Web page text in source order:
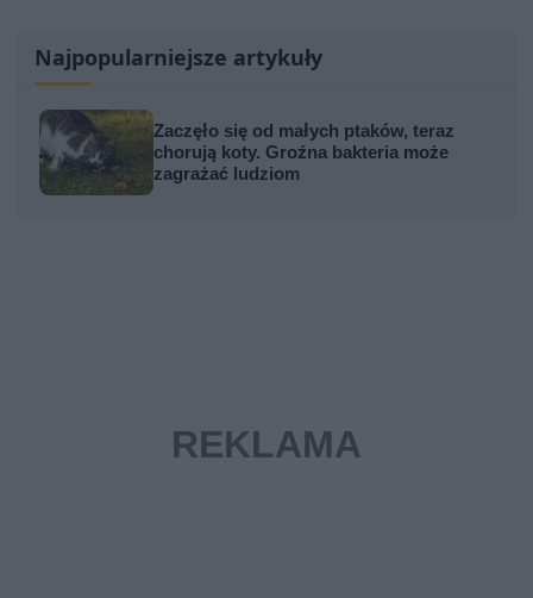
Najpopularniejsze artykuły
Zaczęło się od małych ptaków, teraz
chorują koty. Groźna bakteria może
zagrażać ludziom